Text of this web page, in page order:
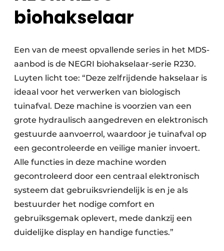
biohakselaar
Een van de meest opvallende series in het MDS-
aanbod is de NEGRI biohakselaar-serie R230.
Luyten licht toe: “Deze zelfrijdende hakselaar is
ideaal voor het verwerken van biologisch
tuinafval. Deze machine is voorzien van een
grote hydraulisch aangedreven en elektronisch
gestuurde aanvoerrol, waardoor je tuinafval op
een gecontroleerde en veilige manier invoert.
Alle functies in deze machine worden
gecontroleerd door een centraal elektronisch
systeem dat gebruiksvriendelijk is en je als
bestuurder het nodige comfort en
gebruiksgemak oplevert, mede dankzij een
duidelijke display en handige functies.”